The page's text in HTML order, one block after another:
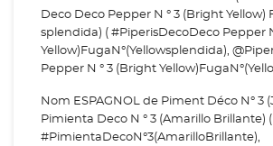
Deco Deco Pepper N ° 3 (Bright Yellow)
splendida) ( #PiperisDecoDeco Pepper
Yellow)FugaN°(Yellowsplendida),
Pepper N ° 3 (Bright
Nom ESPAGNOL de Piment Déco N° 3
Pimienta Deco N ° 3 (Amarillo Brillante) (
#PimientaDecoN°3(AmarilloBrillante),